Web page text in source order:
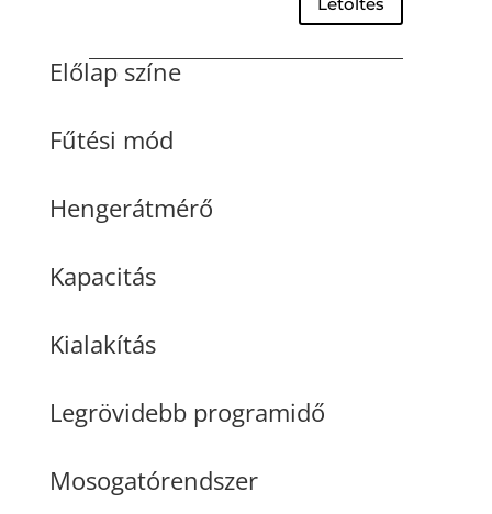
Előlap színe
Fűtési mód
Hengerátmérő
Kapacitás
Kialakítás
Legrövidebb programidő
Mosogatórendszer